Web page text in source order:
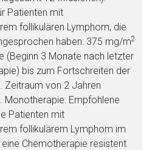
Patienten mit
follikulären Lymphom, die
haben: 375 mg/m2
(Beginn 3 Monate nach letzter
bis zum Fortschreiten der
Zeitraum von 2 Jahren
Monotherapie: Empfohlene
Patienten mit
follikulärem Lymphom im
Chemotherapie resistent